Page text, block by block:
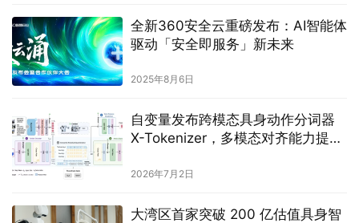
全新360安全云重磅发布：AI智能体
驱动「安全即服务」新未来
2025年8月6日
自变量发布跨模态具身动作分词器
X-Tokenizer，多模态对齐能力提升
2026年7月2日
大湾区首家突破 200 亿估值具身智